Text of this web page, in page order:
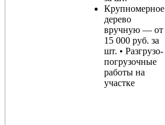
Крупномерное
дерево
вручную — от
15 000 руб. за
шт. • Разгрузо-
погрузочные
работы на
участке